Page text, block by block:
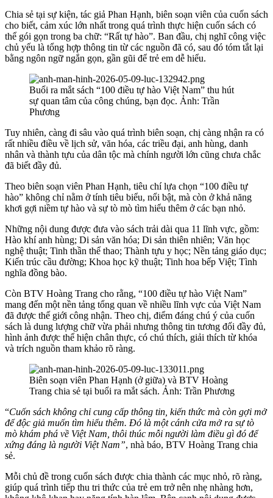
Chia sẻ tại sự kiện, tác giả Phan Hạnh, biên soạn viên của cuốn sách
cho biết, cảm xúc lớn nhất trong quá trình thực hiện cuốn sách có
thể gói gọn trong ba chữ: “Rất tự hào”. Ban đầu, chị nghĩ công việc
chủ yếu là tổng hợp thông tin từ các nguồn đã có, sau đó tóm tắt lại
bằng ngôn ngữ ngắn gọn, gần gũi để trẻ em dễ hiểu.
Buổi ra mắt sách “100 điều tự hào Việt Nam” thu hút
sự quan tâm của công chúng, bạn đọc. Ảnh: Trần
Phương
Tuy nhiên, càng đi sâu vào quá trình biên soạn, chị càng nhận ra có
rất nhiều điều về lịch sử, văn hóa, các triều đại, anh hùng, danh
nhân và thành tựu của dân tộc mà chính người lớn cũng chưa chắc
đã biết đầy đủ.
Theo biên soạn viên Phan Hạnh, tiêu chí lựa chọn “100 điều tự
hào” không chỉ nằm ở tính tiêu biểu, nổi bật, mà còn ở khả năng
khơi gợi niềm tự hào và sự tò mò tìm hiểu thêm ở các bạn nhỏ.
Những nội dung được đưa vào sách trải dài qua 11 lĩnh vực, gồm:
Hào khí anh hùng; Di sản văn hóa; Di sản thiên nhiên; Văn học
nghệ thuật; Tinh thần thể thao; Thành tựu y học; Nền tảng giáo dục;
Kiến trúc cầu đường; Khoa học kỹ thuật; Tinh hoa bếp Việt; Tình
nghĩa đồng bào.
Còn BTV Hoàng Trang cho rằng, “100 điều tự hào Việt Nam”
mang đến một nền tảng tổng quan về nhiều lĩnh vực của Việt Nam
đã được thế giới công nhận. Theo chị, điểm đáng chú ý của cuốn
sách là dung lượng chữ vừa phải nhưng thông tin tương đối đầy đủ,
hình ảnh được thể hiện chân thực, có chú thích, giải thích từ khóa
và trích nguồn tham khảo rõ ràng.
Biên soạn viên Phan Hạnh (ở giữa) và BTV Hoàng
Trang chia sẻ tại buổi ra mắt sách. Ảnh: Trần Phương
“Cuốn sách không chỉ cung cấp thông tin, kiến thức mà còn gợi mở
để độc giả muốn tìm hiểu thêm. Đó là một cánh cửa mở ra sự tò
mò khám phá về Việt Nam, thôi thúc mỗi người làm điều gì đó để
xứng đáng là người Việt Nam”, nhà báo, BTV Hoàng Trang chia
sẻ.
Mỗi chủ đề trong cuốn sách được chia thành các mục nhỏ, rõ ràng,
giúp quá trình tiếp thu tri thức của trẻ em trở nên nhẹ nhàng hơn,